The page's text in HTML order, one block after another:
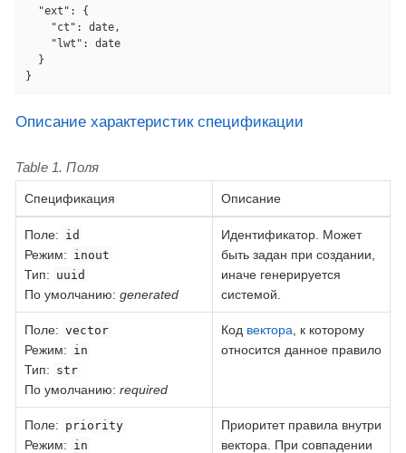
"ext" : {
"ct" : date,
"lwt" : date
  }
}
Описание характеристик спецификации
Table 1. Поля
Спецификация Описание
Поле: id
Режим: inout
Тип: uuid
По умолчанию: generated
Идентификатор. Может
быть задан при создании,
иначе генерируется
системой.
Поле: vector
Режим: in
Тип: str
По умолчанию: required
Код вектора , к которому
относится данное правило
Поле: priority
Режим: in
Приоритет правила внутри
вектора. При совпадении